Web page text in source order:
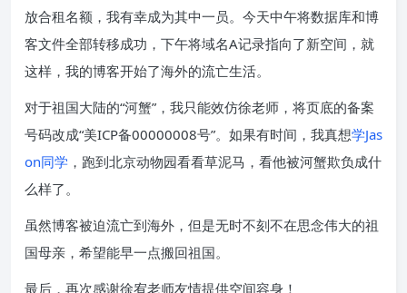
放合租名额，我有幸成为其中一员。今天中午将数据库和博
客文件全部转移成功，下午将域名A记录指向了新空间，就
这样，我的博客开始了海外的流亡生活。
对于祖国大陆的“河蟹”，我只能效仿徐老师，将页底的备案
号码改成“美ICP备00000008号”。如果有时间，我真想学Jas
on同学 ，跑到北京动物园看看草泥马，看他被河蟹欺负成什
么样了。
虽然博客被迫流亡到海外，但是无时不刻不在思念伟大的祖
国母亲，希望能早一点搬回祖国。
最后，再次感谢徐宥老师友情提供空间容身！